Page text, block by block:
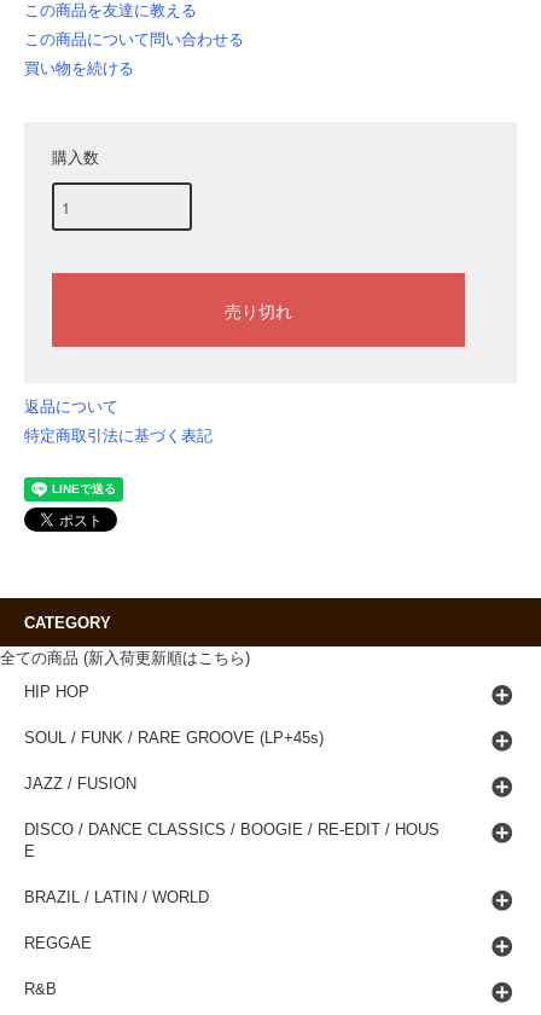
この商品を友達に教える
この商品について問い合わせる
買い物を続ける
購入数
返品について
特定商取引法に基づく表記
CATEGORY
全ての商品 (新入荷更新順はこちら)
HIP HOP
SOUL / FUNK / RARE GROOVE (LP+45s)
JAZZ / FUSION
DISCO / DANCE CLASSICS / BOOGIE / RE-EDIT / HOUS
E
BRAZIL / LATIN / WORLD
REGGAE
R&B